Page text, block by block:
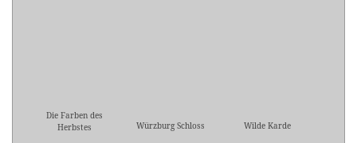
Die Farben des
Herbstes
Würzburg Schloss Wilde Karde